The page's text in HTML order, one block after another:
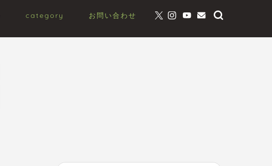
category お問い合わせ